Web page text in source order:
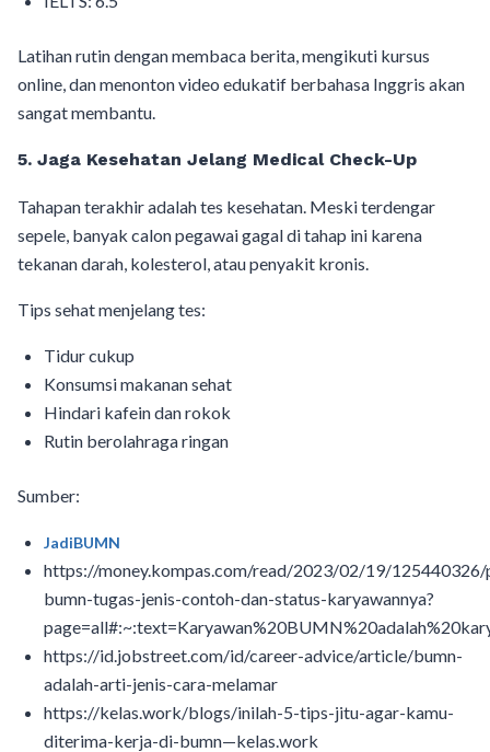
Latihan rutin dengan membaca berita, mengikuti kursus
online, dan menonton video edukatif berbahasa Inggris akan
sangat membantu.
5. Jaga Kesehatan Jelang Medical Check-Up
Tahapan terakhir adalah tes kesehatan. Meski terdengar
sepele, banyak calon pegawai gagal di tahap ini karena
tekanan darah, kolesterol, atau penyakit kronis.
Tips sehat menjelang tes:
Tidur cukup
Konsumsi makanan sehat
Hindari kafein dan rokok
Rutin berolahraga ringan
Sumber:
JadiBUMN
https://money.kompas.com/read/2023/02/19/125440326/
bumn-tugas-jenis-contoh-dan-status-karyawannya?
https://id.jobstreet.com/id/career-advice/article/bumn-
adalah-arti-jenis-cara-melamar
https://kelas.work/blogs/inilah-5-tips-jitu-agar-kamu-
diterima-kerja-di-bumn—kelas.work